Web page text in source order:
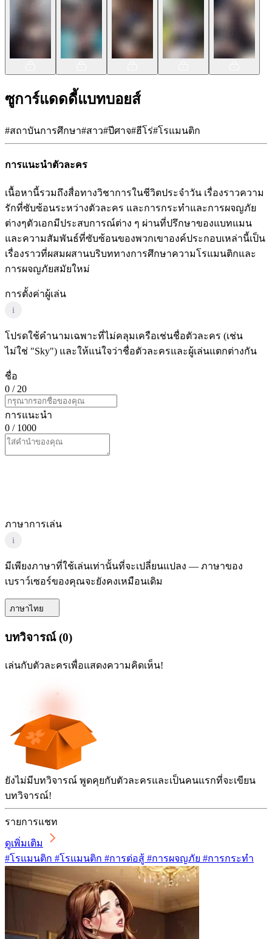
ซูการ์แดดดี้แบทบอยส์
#สถาบันการศึกษา#สาว#ปีศาจ#ฮีโร่#โรแมนติก
การแนะนำตัวละคร
เนื้อหานี้รวมถึงสื่อทางวิชาการในชีวิตประจำวัน เรื่องราวความ
รักที่ซับซ้อนระหว่างตัวละคร และการกระทำและการผจญภัย
ต่างๆตัวเอกมีประสบการณ์ต่าง ๆ ผ่านที่ปรึกษาของแบทแมน
และความสัมพันธ์ที่ซับซ้อนของพวกเขาองค์ประกอบเหล่านี้เป็น
เรื่องราวที่ผสมผสานบริบททางการศึกษาความโรแมนติกและ
การผจญภัยสมัยใหม่
การตั้งค่าผู้เล่น
i
โปรดใช้คำนามเฉพาะที่ไม่คลุมเครือเช่นชื่อตัวละคร (เช่น
ไม่ใช่ "Sky") และให้แน่ใจว่าชื่อตัวละครและผู้เล่นแตกต่างกัน
ชื่อ
0 / 20
การแนะนำ
0 / 1000
ภาษาการเล่น
i
มีเพียงภาษาที่ใช้เล่นเท่านั้นที่จะเปลี่ยนแปลง — ภาษาของ
เบราว์เซอร์ของคุณจะยังคงเหมือนเดิม
ภาษาไทย
บทวิจารณ์(0)
เล่นกับตัวละครเพื่อแสดงความคิดเห็น!
ยังไม่มีบทวิจารณ์ พูดคุยกับตัวละครและเป็นคนแรกที่จะเขียน
บทวิจารณ์!
รายการแชท
ดูเพิ่มเติม
#โรแมนติก #โรแมนติก #การต่อสู้ #การผจญภัย #การกระทำ